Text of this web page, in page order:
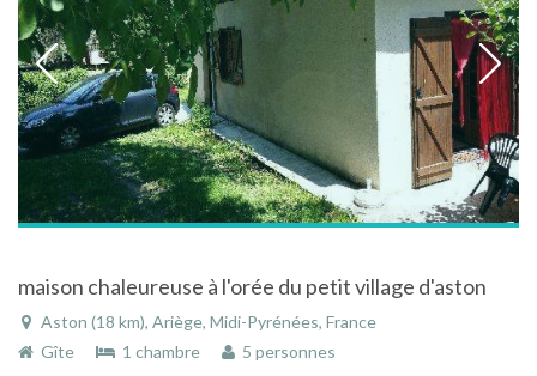
maison chaleureuse à l'orée du petit village d'aston
Aston (18 km), Ariège, Midi-Pyrénées, France
Gîte
1 chambre 5 personnes